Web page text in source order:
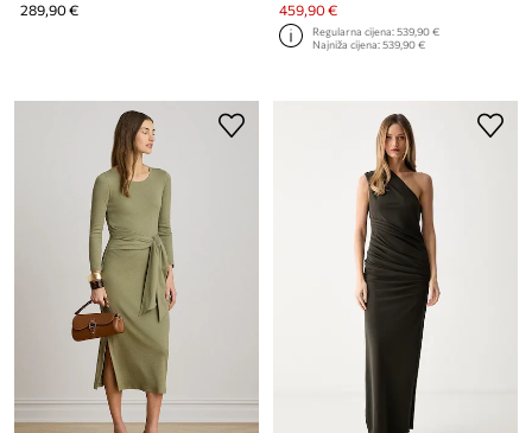
289,90 € 459,90 €
Regularna cijena:539,90 €
Najniža cijena:539,90 €